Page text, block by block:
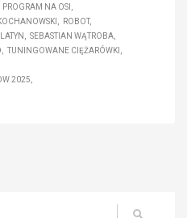
PROGRAM NA OSI
ROBOT
SEBASTIAN WĄTROBA
TUNINGOWANE CIĘŻARÓWKI
2025